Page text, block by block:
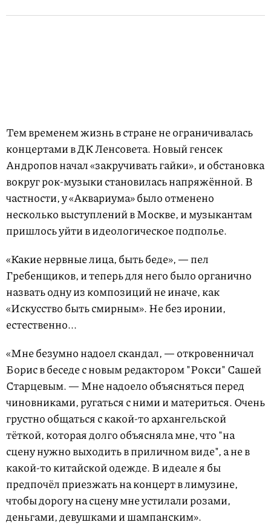
Тем временем жизнь в стране не ограничивалась
концертами в ДК Ленсовета. Новый генсек
Андропов начал «закручивать гайки», и обстановка
вокруг рок-музыки становилась напряжённой. В
частности, у «Аквариума» было отменено
несколько выступлений в Москве,и музыкантам
пришлось уйти в идеологическое подполье.
«Какие нервные лица, быть беде», — пел
Гребенщиков, и теперь для него было органично
назвать одну из композиций не иначе, как
«Искусство быть смирным». Не без иронии,
естественно...
«Мне безумно надоел скандал, — откровенничал
Борис в беседе с новым редактором "Рокси" Сашей
Старцевым. — Мне надоело объясняться перед
чиновниками, ругаться с ними и материться. Очень
грустно общаться с какой-то архангельской
тёткой, которая долго объясняла мне, что "на
сцену нужно выходить в приличном виде", а не в
какой-то китайской одежде. В идеале я бы
предпочёл приезжать на концерт в лимузине,
чтобы дорогу на сцену мне устилали розами,
деньгами, девушками и шампанским».